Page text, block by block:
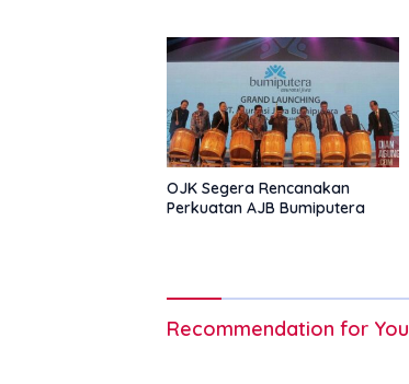
OJK Segera Rencanakan
Perkuatan AJB Bumiputera
Recommendation for You